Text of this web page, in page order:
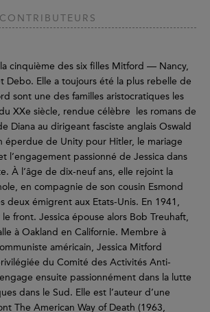
cinquième des six filles Mitford — Nancy,
Debo. Elle a toujours été la plus rebelle de
sont une des familles aristocratiques les
XXe siècle, rendue célèbre les romans de
Diana au dirigeant fasciste anglais Oswald
éperdue de Unity pour Hitler, le mariage
l’engagement passionné de Jessica dans
À l’âge de dix-neuf ans, elle rejoint la
en compagnie de son cousin Esmond
deux émigrent aux Etats-Unis. En 1941,
front. Jessica épouse alors Bob Treuhaft,
à Oakland en Californie. Membre à
américain, Jessica Mitford
du Comité des Activités Anti-
ensuite passionnément dans la lutte
dans le Sud. Elle est l’auteur d’une
The American Way of Death (1963,